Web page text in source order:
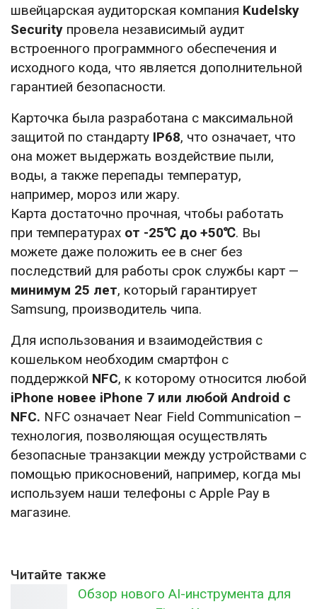
швейцарская аудиторская компания Kudelsky
Security провела независимый аудит
встроенного программного обеспечения и
исходного кода, что является дополнительной
гарантией безопасности.
Карточка была разработана с максимальной
защитой по стандарту IP68, что означает, что
она может выдержать воздействие пыли,
воды, а также перепады температур,
например, мороз или жару.
Карта достаточно прочная, чтобы работать
при температурах от -25℃ до +50℃. Вы
можете даже положить ее в снег без
последствий для работы срок службы карт —
минимум 25 лет, который гарантирует
Samsung, производитель чипа.
Для использования и взаимодействия с
кошельком необходим смартфон с
поддержкой NFC, к которому относится любой
iPhone новее iPhone 7 или любой Android с
NFC. NFC означает Near Field Communication –
технология, позволяющая осуществлять
безопасные транзакции между устройствами с
помощью прикосновений, например, когда мы
используем наши телефоны с Apple Pay в
магазине.
Читайте также
Обзор нового AI-инструмента для